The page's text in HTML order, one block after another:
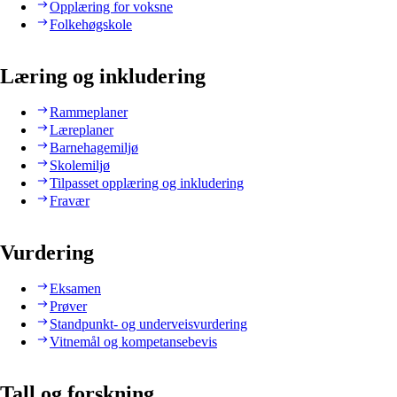
Opplæring for voksne
Folkehøgskole
Læring og inkludering
Rammeplaner
Læreplaner
Barnehagemiljø
Skolemiljø
Tilpasset opplæring og inkludering
Fravær
Vurdering
Eksamen
Prøver
Standpunkt- og underveisvurdering
Vitnemål og kompetansebevis